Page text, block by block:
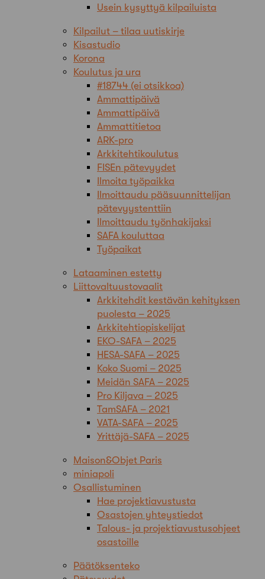
Usein kysyttyä kilpailuista
Kilpailut – tilaa uutiskirje
Kisastudio
Korona
Koulutus ja ura
#18744 (ei otsikkoa)
Ammattipäivä
Ammattipäivä
Ammattitietoa
ARK-pro
Arkkitehtikoulutus
FISEn pätevyydet
Ilmoita työpaikka
Ilmoittaudu pääsuunnittelijan
pätevyystenttiin
Ilmoittaudu työnhakijaksi
SAFA kouluttaa
Työpaikat
Lataaminen estetty
Liittovaltuustovaalit
Arkkitehdit kestävän kehityksen
puolesta – 2025
Arkkitehtiopiskelijat
EKO-SAFA – 2025
HESA-SAFA – 2025
Koko Suomi – 2025
Meidän SAFA – 2025
Pro Kiljava – 2025
TamSAFA – 2021
VATA-SAFA – 2025
Yrittäjä-SAFA – 2025
Maison&Objet Paris
miniapoli
Osallistuminen
Hae projektiavustusta
Osastojen yhteystiedot
Talous- ja projektiavustusohjeet
osastoille
Päätöksenteko